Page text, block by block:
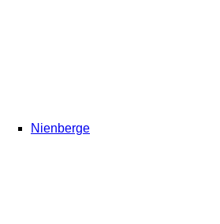
Nienberge